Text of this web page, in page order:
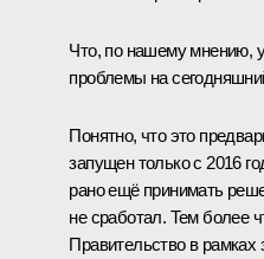
Что, по нашему мнению,
проблемы на
Понятно, что это
запущен только с 2016
рано ещё принимать
не сработал. Тем более
Правительство в